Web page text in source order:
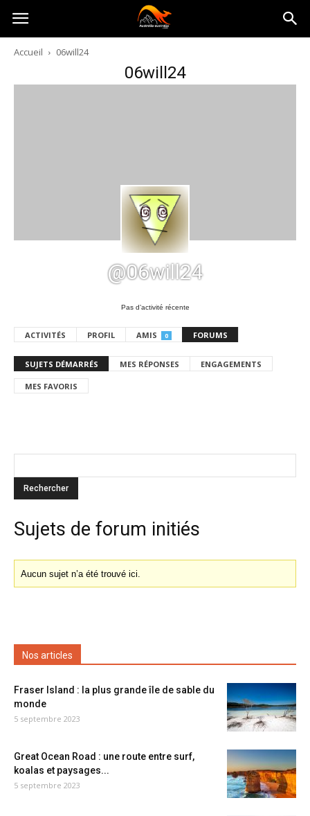
Australia-
australie.com
Accueil 06will24
06will24
@06will24
Pas d’activité récente
ACTIVITÉS PROFIL AMIS 0 FORUMS
SUJETS DÉMARRÉS MES RÉPONSES ENGAGEMENTS
MES FAVORIS
Sujets de forum initiés
Aucun sujet n’a été trouvé ici.
Nos articles
Fraser Island : la plus grande île de sable du
monde
5 septembre 2023
Great Ocean Road : une route entre surf,
koalas et paysages...
5 septembre 2023